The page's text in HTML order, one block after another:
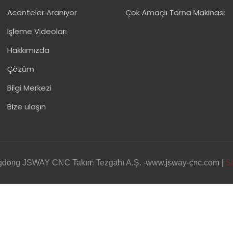
Acenteler Aranıyor
İşleme Videoları
Hakkımızda
Çözüm
Bilgi Merkezi
Bize ulaşın
Çok Amaçlı Torna Makinası
JSWAY CNC Takım Tezgahı A.Ş. -www.jsway-cnc.com |